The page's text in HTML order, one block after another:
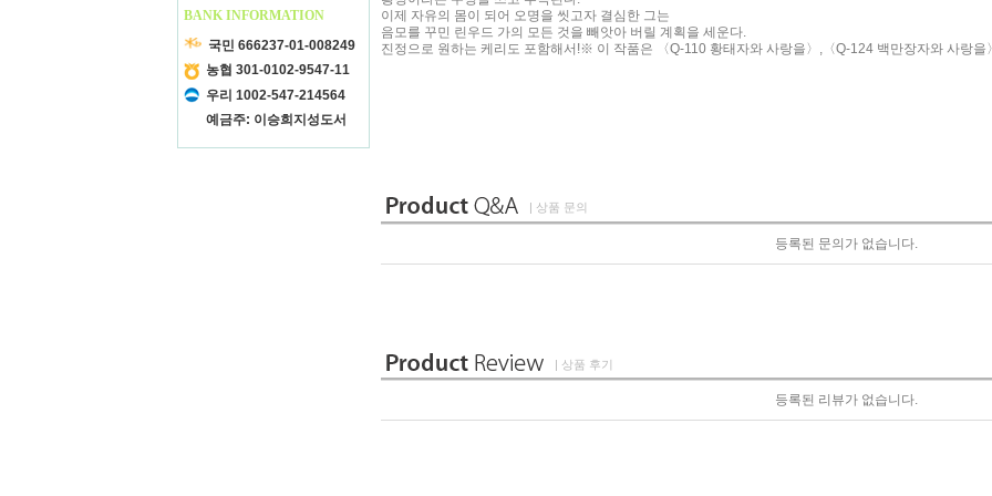
BANK INFORMATION
국민 666237-01-008249
농협 301-0102-9547-11
우리 1002-547-214564
예금주: 이승희지성도서
이제 자유의 몸이 되어 오명을 씻고자 결심한 그는
음모를 꾸민 린우드 가의 모든 것을 빼앗아 버릴 계획을 세운다.
진정으로 원하는 케리도 포함해서!※ 이 작품은 〈Q-110 황태자와 사랑을〉,〈Q-124 백만장자와 사랑
| 상품 문의
등록된 문의가 없습니다.
| 상품 후기
등록된 리뷰가 없습니다.